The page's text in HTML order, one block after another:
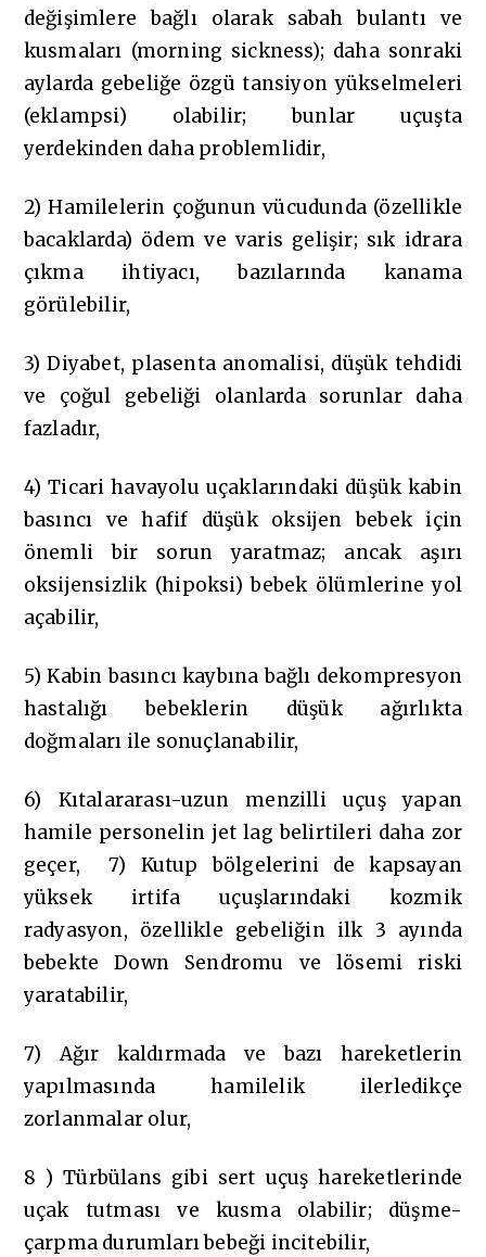
değişimlere bağlı olarak sabah bulantı ve
kusmaları (morning sickness); daha sonraki
aylarda gebeliğe özgü tansiyon yükselmeleri
(eklampsi) olabilir; bunlar uçuşta
yerdekinden daha problemlidir,
2) Hamilelerin çoğunun vücudunda (özellikle
bacaklarda) ödem ve varis gelişir; sık idrara
çıkma ihtiyacı, bazılarında kanama
görülebilir,
3) Diyabet, plasenta anomalisi, düşük tehdidi
ve çoğul gebeliği olanlarda sorunlar daha
fazladır,
4) Ticari havayolu uçaklarındaki düşük kabin
basıncı ve hafif düşük oksijen bebek için
önemli bir sorun yaratmaz; ancak aşırı
oksijensizlik (hipoksi) bebek ölümlerine yol
açabilir,
5) Kabin basıncı kaybına bağlı dekompresyon
hastalığı bebeklerin düşük ağırlıkta
doğmaları ile sonuçlanabilir,
6) Kıtalararası-uzun menzilli uçuş yapan
hamile personelin jet lag belirtileri daha zor
geçer, 7) Kutup bölgelerini de kapsayan
yüksek irtifa uçuşlarındaki kozmik
radyasyon, özellikle gebeliğin ilk 3 ayında
bebekte Down Sendromu ve lösemi riski
yaratabilir,
7) Ağır kaldırmada ve bazı hareketlerin
yapılmasında hamilelik ilerledikçe
zorlanmalar olur,
8 ) Türbülans gibi sert uçuş hareketlerinde
uçak tutması ve kusma olabilir; düşme-
çarpma durumları bebeği incitebilir,